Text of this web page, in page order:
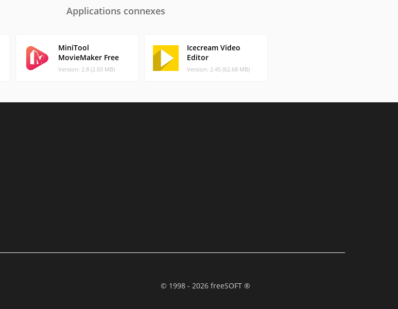
Applications connexes
MiniTool
MovieMaker Free
Version: 2.8 (2.03 MB)
Icecream Video
Editor
Version: 2.45 (62.68 MB)
© 1998 - 2026 freeSOFT ®